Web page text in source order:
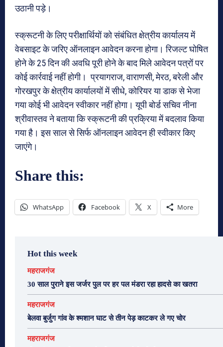
उठानी पड़े।
स्क्रूटनी के लिए परीक्षार्थियों को संबंधित क्षेत्रीय कार्यालय में
वेबसाइट के जरिए ऑनलाइन आवेदन करना होगा। रिजल्ट घोषित
होने के 25 दिन की अवधि पूरी होने के बाद मिले आवेदन पत्रों पर
कोई कार्रवाई नहीं होगी। प्रयागराज, वाराणसी, मेरठ, बरेली और
गोरखपुर के क्षेत्रीय कार्यालयों में सीधे, कोरियर या डाक से भेजा
गया कोई भी आवेदन स्वीकार नहीं होगा। यूपी बोर्ड सचिव नीना
श्रीवास्तव ने बताया कि स्क्रूटनी की प्रक्रिया में बदलाव किया
गया है। इस साल से सिर्फ ऑनलाइन आवेदन ही स्वीकार किए
जाएंगे।
Share this:
WhatsApp Facebook X More
Hot this week
महराजगंज
30 साल पुराने इस जर्जर पुल पर हर पल मंडरा रहा हादसे का खतरा
महराजगंज
बेलवा बुर्जुग गांव के श्मशान घाट से तीन पेड़ काटकर ले गए चोर
महराजगंज